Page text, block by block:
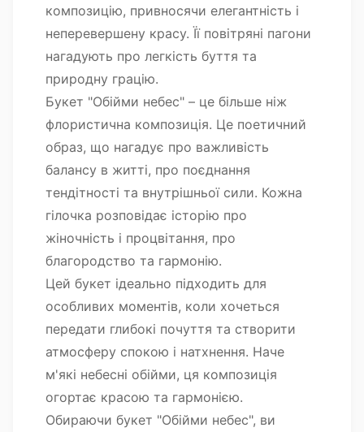
композицію, привносячи елегантність і
неперевершену красу. Її повітряні пагони
нагадують про легкість буття та
природну грацію.
Букет "Обійми небес" – це більше ніж
флористична композиція. Це поетичний
образ, що нагадує про важливість
балансу в житті, про поєднання
тендітності та внутрішньої сили. Кожна
гілочка розповідає історію про
жіночність і процвітання, про
благородство та гармонію.
Цей букет ідеально підходить для
особливих моментів, коли хочеться
передати глибокі почуття та створити
атмосферу спокою і натхнення. Наче
м'які небесні обійми, ця композиція
огортає красою та гармонією.
Обираючи букет "Обійми небес", ви